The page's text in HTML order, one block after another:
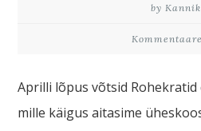
by
Aprilli lõpus võtsid
mille käigus aitasime